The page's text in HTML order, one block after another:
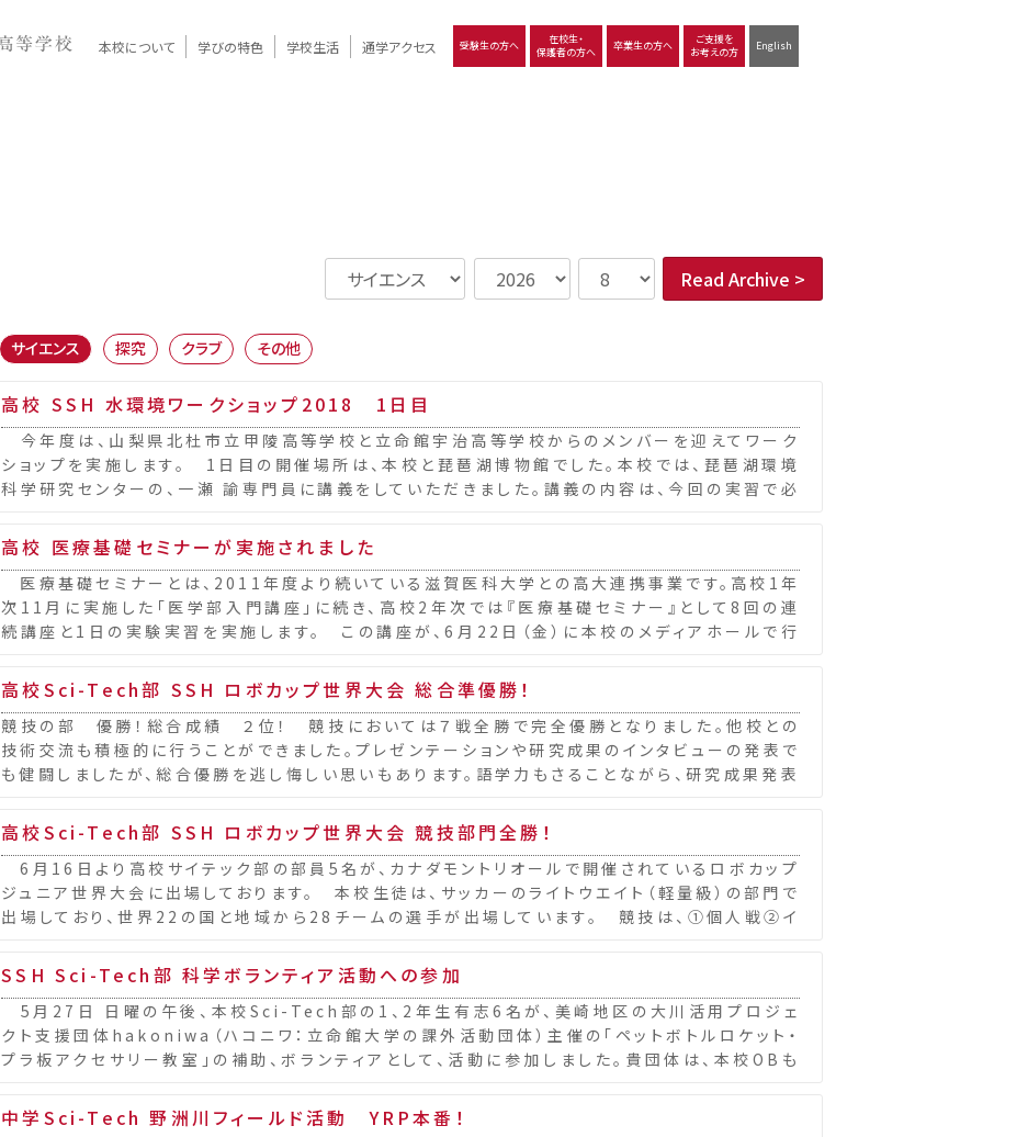
本校について 学びの特色 学校生活 通学アクセス 受験生の方へ
在校生・
保護者の方へ
卒業生の方へ
ご支援を
お考えの方
English
Read Archive >
サイエンス 探究 クラブ その他
高校 SSH 水環境ワークショップ2018 1日目
今年度は、山梨県北杜市立甲陵高等学校と立命館宇治高等学校からのメンバーを迎えてワーク
ショップを実施します。 1日目の開催場所は、本校と琵琶湖博物館でした。本校では、琵琶湖環境
科学研究センターの、一瀬 諭専門員に講義をしていただきました。講義の内容は、今回の実習で必
高校 医療基礎セミナーが実施されました
医療基礎セミナーとは、2011年度より続いている滋賀医科大学との高大連携事業です。高校1年
次11月に実施した「医学部入門講座」に続き、高校2年次では『医療基礎セミナー』として8回の連
続講座と1日の実験実習を実施します。 この講座が、6月22日（金）に本校のメディアホールで行
高校Sci-Tech部 SSH ロボカップ世界大会 総合準優勝！
競技の部 優勝！総合成績 ２位！ 競技においては７戦全勝で完全優勝となりました。他校との
技術交流も積極的に行うことができました。プレゼンテーションや研究成果のインタビューの発表で
も健闘しましたが、総合優勝を逃し悔しい思いもあります。語学力もさることながら、研究成果発表
高校Sci-Tech部 SSH ロボカップ世界大会 競技部門全勝！
6月16日より高校サイテック部の部員5名が、カナダモントリオールで開催されているロボカップ
ジュニア世界大会に出場しております。 本校生徒は、サッカーのライトウエイト（軽量級）の部門で
出場しており、世界22の国と地域から28チームの選手が出場しています。 競技は、①個人戦②イ
SSH Sci-Tech部 科学ボランティア活動への参加
5月27日 日曜の午後、本校Sci-Tech部の1、2年生有志6名が、美崎地区の大川活用プロジェ
クト支援団体hakoniwa（ハコニワ：立命館大学の課外活動団体）主催の「ペットボトルロケット・
プラ板アクセサリー教室」の補助、ボランティアとして、活動に参加しました。貴団体は、本校OBも
中学Sci-Tech 野洲川フィールド活動 YRP本番！